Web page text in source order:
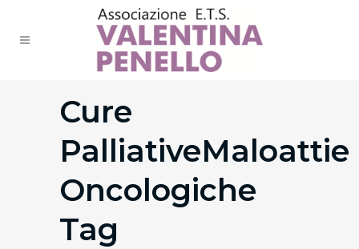
Cure
PalliativeMaloattie
Oncologiche
Tag